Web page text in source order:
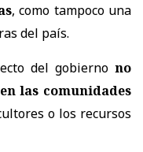
, como tampoco una
del país.
del gobierno no
las comunidades
o los recursos